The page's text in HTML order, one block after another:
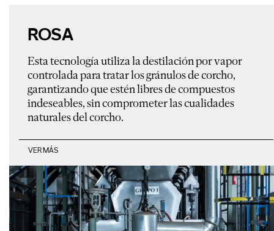
ROSA
Esta tecnología utiliza la destilación por vapor
controlada para tratar los gránulos de corcho,
garantizando que estén libres de compuestos
indeseables, sin comprometer las cualidades
naturales del corcho.
VER MÁS